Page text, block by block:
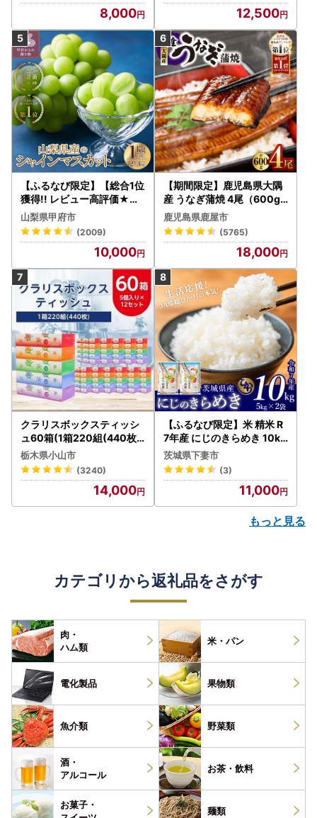
8,000 12,500
【ふるなび限定】【総合1位
獲得!! レビュー高評価★】
〈2026年度配送分〉山梨
県産 シャインマスカット 2
～3房（1.0kg以上）シャイ
ン フルーツ FN-Limited-S
P
山梨県甲府市
(2009)
10,000
【期間限定】鹿児島県大隅
産 うなぎ蒲焼 4尾（600g
） KN007-004-04-cp18
うなぎ 鰻 魚 惣菜 総菜
鹿児島県鹿屋市
(5765)
18,000
クラリスボックスティッシ
ュ60箱(1箱220組(440枚))
(5個入り×12セット)【配送
不可地域：離島・沖縄県】
【1256759】
栃木県小山市
(3240)
14,000
【ふるなび限定】米 精米 R
7年産 にじのきらめき 10kg
10月 FN-Limited-PR
茨城県下妻市
(3)
11,000
もっと見る
カテゴリから返礼品をさがす
肉・
ハム類
米・パン
電化製品 果物類
魚介類 野菜類
酒・
アルコール
お茶・ 飲料
お菓子・
麺類